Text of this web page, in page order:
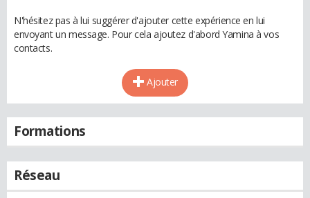
N'hésitez pas à lui suggérer d'ajouter cette expérience en lui
envoyant un message. Pour cela ajoutez d'abord Yamina à vos
contacts.
Ajouter
Formations
Réseau